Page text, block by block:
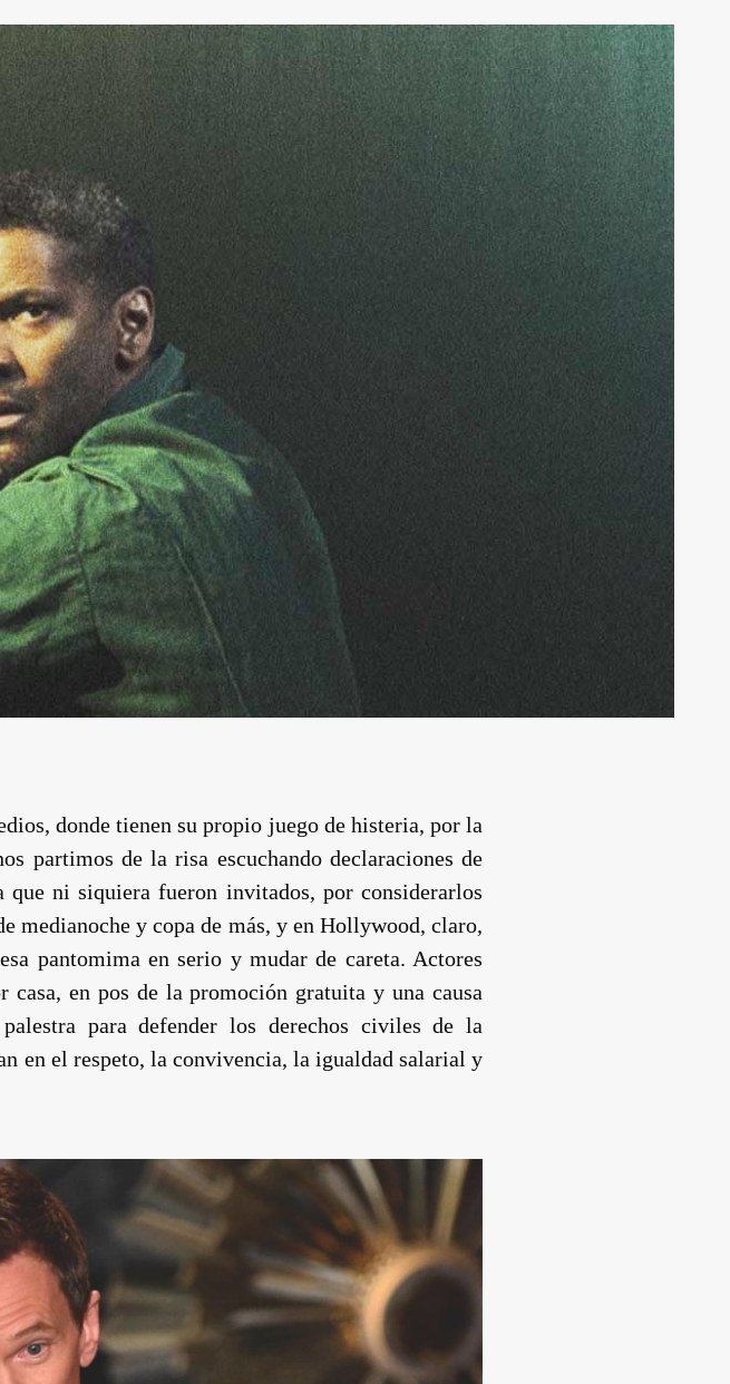
donde tienen su propio juego de histeria, por la
partimos de la risa escuchando declaraciones de
ni siquiera fueron invitados, por considerarlos
medianoche y copa de más, y en Hollywood, claro,
pantomima en serio y mudar de careta. Actores
casa, en pos de la promoción gratuita y una causa
para defender los derechos civiles de la
en el respeto, la convivencia, la igualdad salarial y